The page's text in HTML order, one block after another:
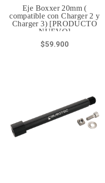
Eje Boxxer 20mm (
compatible con Charger 2 y
Charger 3) [PRODUCTO
NUEVO]
$59.900